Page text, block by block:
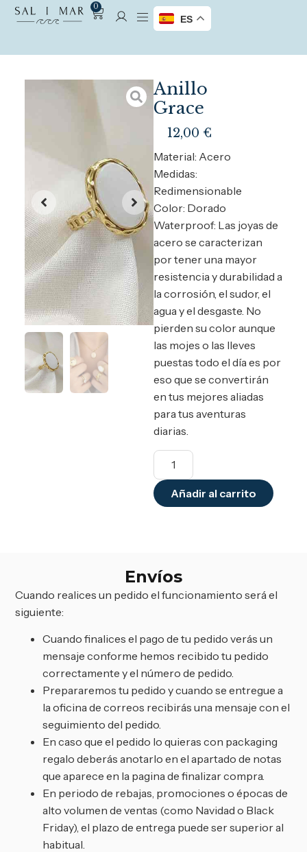
0
ES
Anillo
Grace
12,00 €
Material: Acero
Medidas:
Redimensionable
Color: Dorado
Waterproof: Las joyas de
acero se caracterizan
por tener una mayor
resistencia y durabilidad a
la corrosión, el sudor, el
agua y el desgaste. No
pierden su color aunque
las mojes o las lleves
puestas todo el día es por
eso que se convertirán
en tus mejores aliadas
para tus aventuras
diarias.
Añadir al carrito
Envíos
Cuando realices un pedido el funcionamiento será el
siguiente:
Cuando finalices el pago de tu pedido verás un
mensaje conforme hemos recibido tu pedido
correctamente y el número de pedido.
Prepararemos tu pedido y cuando se entregue a
la oficina de correos recibirás una mensaje con el
seguimiento del pedido.
En caso que el pedido lo quieras con packaging
regalo deberás anotarlo en el apartado de notas
que aparece en la pagina de finalizar compra.
En periodo de rebajas, promociones o épocas de
alto volumen de ventas (como Navidad o Black
Friday), el plazo de entrega puede ser superior al
habitual.